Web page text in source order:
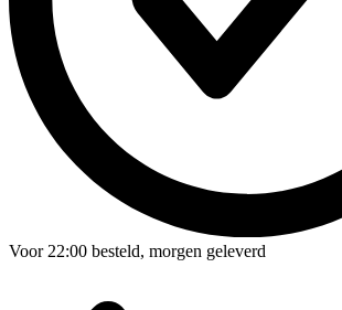
Voor22:00 besteld, morgen geleverd